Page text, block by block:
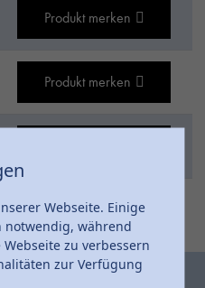
Produkt merken
Produkt merken
Webseite. Einige
notwendig, während
zu verbessern
zur Verfügung